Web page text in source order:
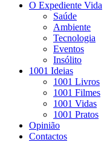
O Expediente Vida
Saúde
Ambiente
Tecnologia
Eventos
Insólito
1001 Ideias
1001 Livros
1001 Filmes
1001 Vidas
1001 Pratos
Opinião
Contactos